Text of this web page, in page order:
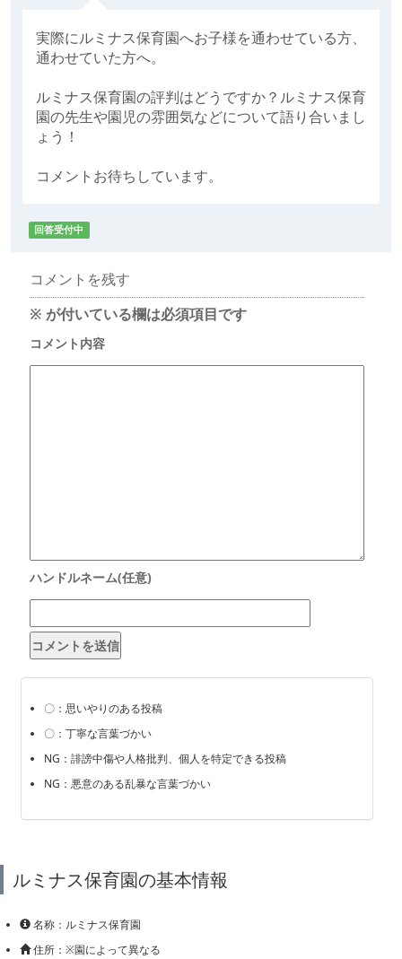
実際にルミナス保育園へお子様を通わせている方、
通わせていた方へ。
ルミナス保育園の評判はどうですか？ルミナス保育
園の先生や園児の雰囲気などについて語り合いまし
ょう！
コメントお待ちしています。
回答受付中
コメントを残す
※ が付いている欄は必須項目です
〇：思いやりのある投稿
〇：丁寧な言葉づかい
NG：誹謗中傷や人格批判、個人を特定できる投稿
NG：悪意のある乱暴な言葉づかい
ルミナス保育園の基本情報
名称：ルミナス保育園
住所：※園によって異なる